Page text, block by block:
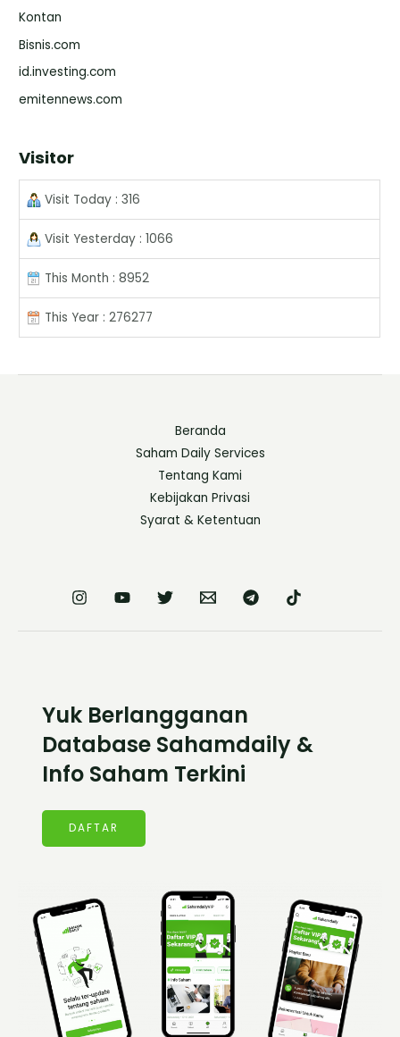
Kontan
Bisnis.com
id.investing.com
emitennews.com
Visitor
Visit Today : 316
Visit Yesterday : 1066
This Month : 8952
This Year : 276277
Beranda
Saham Daily Services
Tentang Kami
Kebijakan Privasi
Syarat & Ketentuan
Yuk Berlangganan
Database Sahamdaily &
Info Saham Terkini
DAFTAR